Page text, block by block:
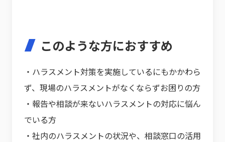
このような方におすすめ
・ハラスメント対策を実施しているにもかかわら
ず、現場のハラスメントがなくならずお困りの方
・報告や相談が来ないハラスメントの対応に悩ん
でいる方
・社内のハラスメントの状況や、相談窓口の活用